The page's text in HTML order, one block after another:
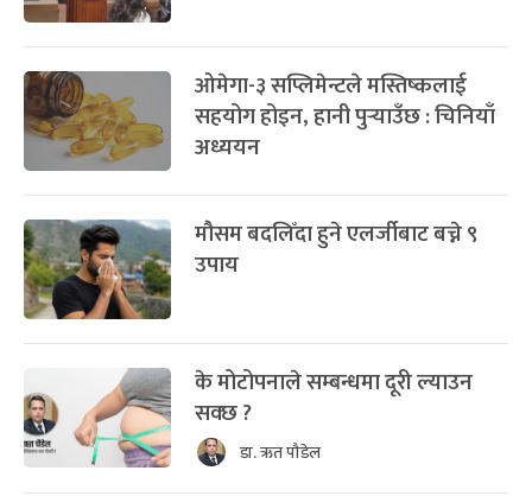
ओमेगा-३ सप्लिमेन्टले मस्तिष्कलाई
सहयोग होइन, हानी पुर्‍याउँछ : चिनियाँ
अध्ययन
मौसम बदलिँदा हुने एलर्जीबाट बच्ने ९
उपाय
के मोटोपनाले सम्बन्धमा दूरी ल्याउन
सक्छ ?
डा. ऋत पौडेल